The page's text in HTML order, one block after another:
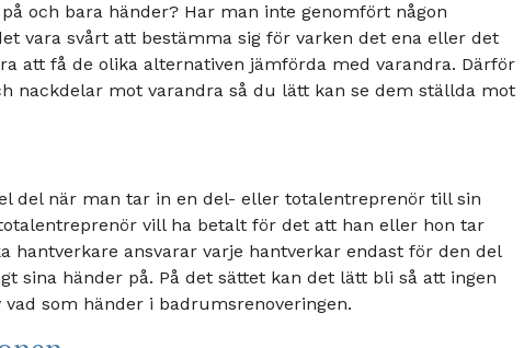
och bara händer? Har man inte genomfört någon
vara svårt att bestämma sig för varken det ena eller det
att få de olika alternativen jämförda med varandra. Därför
nackdelar mot varandra så du lätt kan se dem ställda mot
del när man tar in en del- eller totalentreprenör till sin
vill ha betalt för det att han eller hon tar
hantverkare ansvarar varje hantverkar endast för den del
sina händer på. På det sättet kan det lätt bli så att ingen
som händer i badrumsrenoveringen.